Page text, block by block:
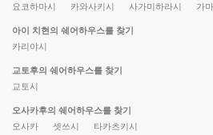
요코하마시
카와사키시 사가미하라시 가
아이 치현의 쉐어하우스를 찾기
카리야시
교토후의 쉐어하우스를 찾기
교토시
오사카후의 쉐어하우스를 찾기
오사카
셋쓰시 타카츠키시